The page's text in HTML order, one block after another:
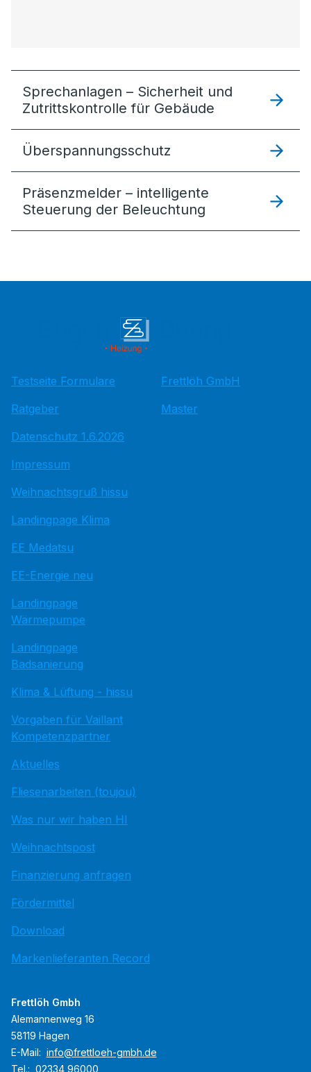
Sprechanlagen – Sicherheit und
Zutrittskontrolle für Gebäude
Überspannungsschutz
Präsenzmelder – intelligente
Steuerung der Beleuchtung
Testseite Formulare
Ratgeber
Datenschutz 1.6.2026
Impressum
Weihnachtsgruß hissu
Landingpage Klima
EE Medatsu
EE-Energie neu
Landingpage
Wärmepumpe
Landingpage
Badsanierung
Klima & Lüftung - hissu
Vorgaben für Vaillant
Kompetenzpartner
Aktuelles
Fliesenarbeiten (toujou)
Was nur wir haben HI
Weihnachtspost
Finanzierung anfragen
Fördermittel
Download
Markenlieferanten Record
Frettlöh GmbH
Master
Frettlöh Gmbh
Alemannenweg 16
58119 Hagen
E-Mail: info@frettloeh-gmbh.de
Tel.: 02334 96000